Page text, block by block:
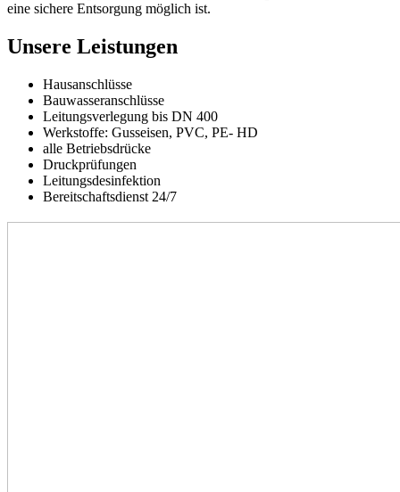
eine sichere Entsorgung möglich ist.
Unsere Leistungen
Hausanschlüsse
Bauwasseranschlüsse
Leitungsverlegung bis DN 400
Werkstoffe: Gusseisen, PVC, PE- HD
alle Betriebsdrücke
Druckprüfungen
Leitungsdesinfektion
Bereitschaftsdienst 24/7